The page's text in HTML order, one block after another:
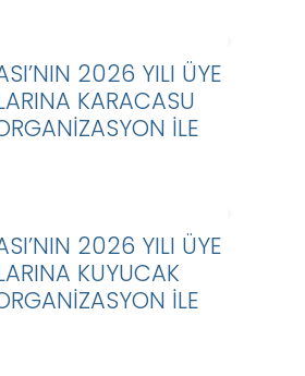
2026 YILI ÜYE
KARACASU
İLE
2026 YILI ÜYE
KUYUCAK
İLE